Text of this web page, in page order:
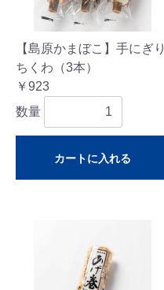
【島原かまぼこ】手にぎり
ちくわ（3本）
￥923
数量
カートに入れる